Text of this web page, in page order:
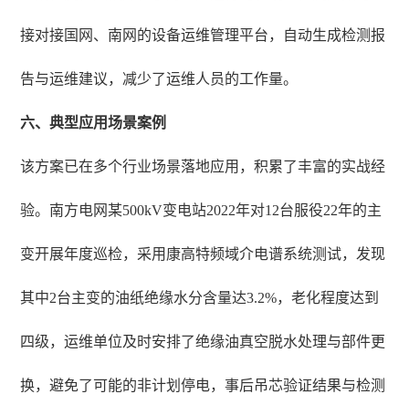
接对接国网、南网的设备运维管理平台，自动生成检测报
告与运维建议，减少了运维人员的工作量。
六、典型应用场景案例
该方案已在多个行业场景落地应用，积累了丰富的实战经
验。南方电网某500kV变电站2022年对12台服役22年的主
变开展年度巡检，采用康高特频域介电谱系统测试，发现
其中2台主变的油纸绝缘水分含量达3.2%，老化程度达到
四级，运维单位及时安排了绝缘油真空脱水处理与部件更
换，避免了可能的非计划停电，事后吊芯验证结果与检测